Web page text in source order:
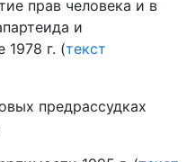
прав человека и в
и
1978 г. (текст
предрассудках